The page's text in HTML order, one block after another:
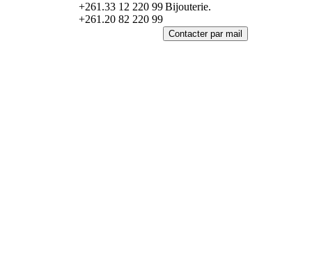
+261.33 12 220 99
+261.20 82 220 99
Bijouterie.